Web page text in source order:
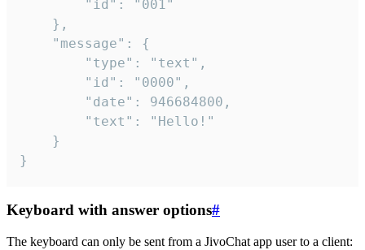
}
Keyboard with answer options#
The keyboard can only be sent from a JivoChat app user to a client: